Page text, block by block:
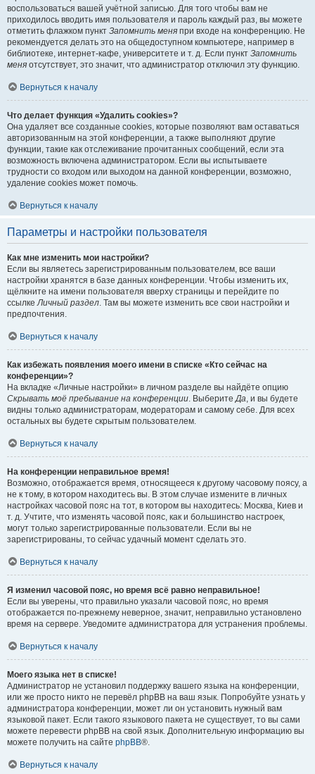
воспользоваться вашей учётной записью. Для того чтобы вам не
приходилось вводить имя пользователя и пароль каждый раз, вы можете
отметить флажком пункт Запомнить меня при входе на конференцию. Не
рекомендуется делать это на общедоступном компьютере, например в
библиотеке, интернет-кафе, университете и т. д. Если пункт Запомнить
меня отсутствует, это значит, что администратор отключил эту функцию.
Вернуться к началу
Что делает функция «Удалить cookies»?
Она удаляет все созданные cookies, которые позволяют вам оставаться
авторизованным на этой конференции, а также выполняют другие
функции, такие как отслеживание прочитанных сообщений, если эта
возможность включена администратором. Если вы испытываете
трудности со входом или выходом на данной конференции, возможно,
удаление cookies может помочь.
Вернуться к началу
Параметры и настройки пользователя
Как мне изменить мои настройки?
Если вы являетесь зарегистрированным пользователем, все ваши
настройки хранятся в базе данных конференции. Чтобы изменить их,
щёлкните на имени пользователя вверху страницы и перейдите по
ссылкеЛичный раздел. Там вы можете изменить все свои настройки и
предпочтения.
Вернуться к началу
Как избежать появления моего имени в списке «Кто сейчас на
конференции»?
На вкладке «Личные настройки» в личном разделе вы найдёте опцию
Скрывать моё пребывание на конференции. ВыберитеДа, и вы будете
видны только администраторам, модераторам и самому себе. Для всех
остальных вы будете скрытым пользователем.
Вернуться к началу
На конференции неправильное время!
Возможно, отображается время, относящееся к другому часовому поясу, а
не к тому, в котором находитесь вы. В этом случае измените в личных
настройках часовой пояс на тот, в котором вы находитесь: Москва, Киев и
т. д. Учтите, что изменять часовой пояс, как и большинство настроек,
могут только зарегистрированные пользователи. Если вы не
зарегистрированы, то сейчас удачный момент сделать это.
Вернуться к началу
Я изменил часовой пояс, но время всё равно неправильное!
Если вы уверены, что правильно указали часовой пояс, но время
отображается по-прежнему неверное, значит, неправильно установлено
время на сервере. Уведомите администратора для устранения проблемы.
Вернуться к началу
Моего языка нет в списке!
Администратор не установил поддержку вашего языка на конференции,
или же просто никто не перевёл phpBB на ваш язык. Попробуйте узнать у
администратора конференции, может ли он установить нужный вам
языковой пакет. Если такого языкового пакета не существует, то вы сами
можете перевести phpBB на свой язык. Дополнительную информацию вы
можете получить на сайте phpBB®.
Вернуться к началу